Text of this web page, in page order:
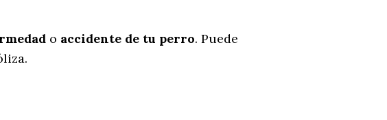
o accidente de tu perro. Puede